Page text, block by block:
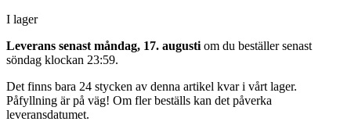
I lager
Leverans senast måndag, 17. augusti om du beställer senast
söndag klockan 23:59.
Det finns bara 24 stycken av denna artikel kvar i vårt lager.
Påfyllning är på väg! Om fler beställs kan det påverka
leveransdatumet.